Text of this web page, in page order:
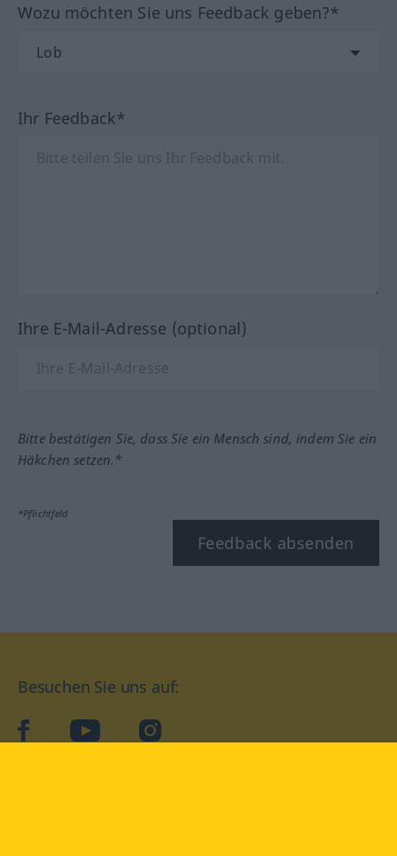
Wozu möchten Sie uns Feedback geben?*
Ihr Feedback*
Ihre E-Mail-Adresse (optional)
Bitte bestätigen Sie, dass Sie ein Mensch sind, indem Sie ein
Häkchen setzen.*
*Pflichtfeld
Feedback absenden
Besuchen Sie uns auf:
facebookYouTube Instagram